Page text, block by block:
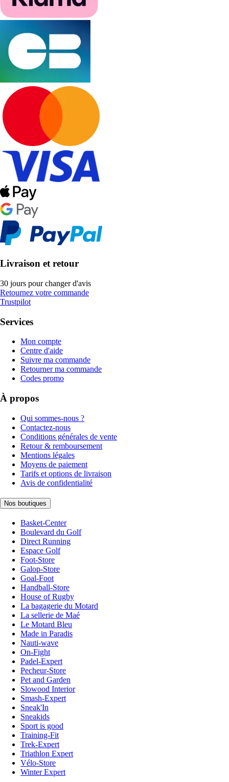
Livraison et retour
30 jours pour changer d'avis
Retournez votre commande
Trustpilot
Services
Mon compte
Centre d'aide
Suivre ma commande
Retourner ma commande
Codes promo
À propos
Qui sommes-nous ?
Contactez-nous
Conditions générales de vente
Retour & remboursement
Mentions légales
Moyens de paiement
Tarifs et options de livraison
Avis de confidentialité
Nos boutiques
Basket-Center
Boulevard du Golf
Direct Running
Espace Golf
Foot-Store
Galop-Store
Goal-Foot
Handball-Store
House of Rugby
La bagagerie du Motard
La sellerie de Maé
Le Motard Bleu
Made in Paradis
Nauti-wave
On-Fight
Padel-Expert
Pecheur-Store
Pet and Garden
Slowood Interior
Smash-Expert
Sneak'In
Sneakids
Sport is good
Training-Fit
Trek-Expert
Triathlon Expert
Vélo-Store
Winter Expert